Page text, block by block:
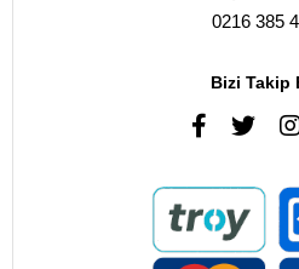
0216 385
Bizi Takip